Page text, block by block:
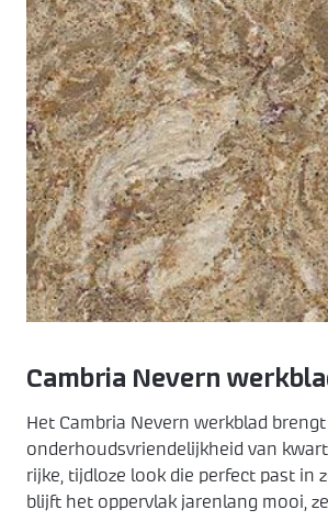
Cambria Nevern
Het Cambria Nevern werkblad
onderhoudsvriendelijkheid van
rijke, tijdloze look die perfect past in
blijft het oppervlak jarenlang mooi,